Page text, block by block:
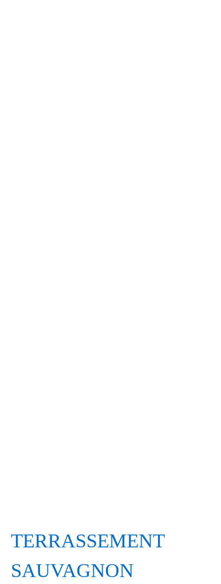
TERRASSEMENT
SAUVAGNON